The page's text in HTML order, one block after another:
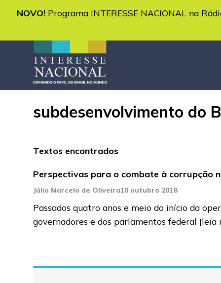
NOVO! Programa INTERESSE NACIONAL na
subdesenvolvimento do
Textos encontrados
Perspectivas para o combate à corrupção
Júlio Marcelo de Oliveira10 outubro 2018
Passados quatro anos e meio do início da
governadores e dos parlamentos federal [leia